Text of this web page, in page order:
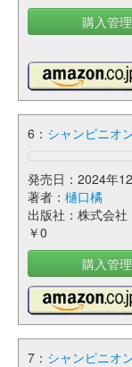
購入管理
6： シャンピニ
発売日：2024年
著者： 樋口橘
出版社：株式会社
￥0
購入管理
7： シャンピニオ